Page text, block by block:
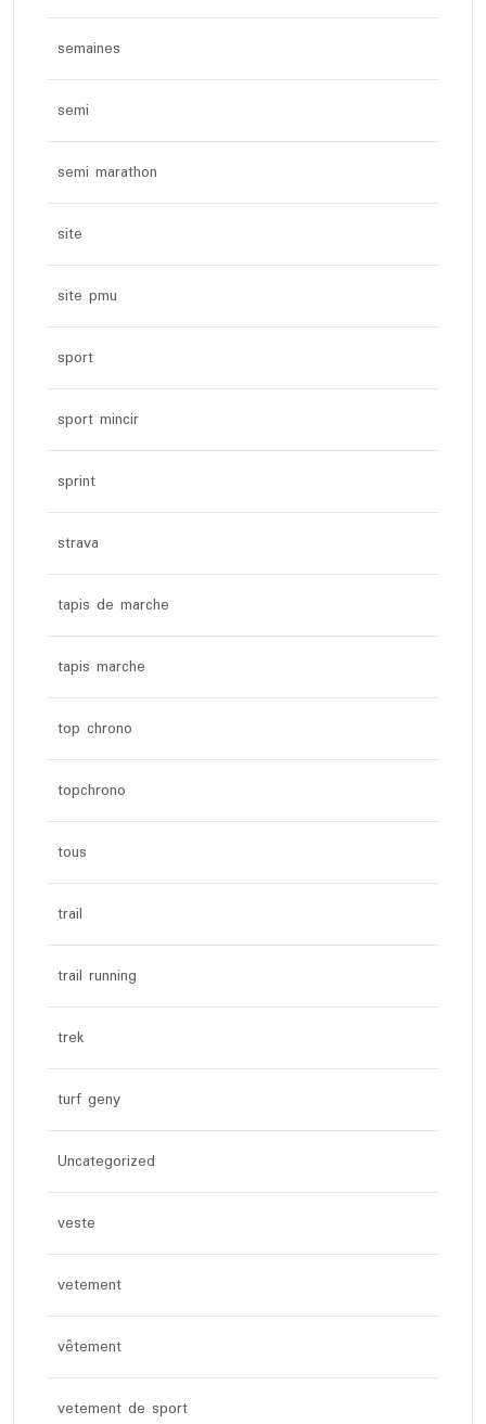
semaines
semi
semi marathon
site
site pmu
sport
sport mincir
sprint
strava
tapis de marche
tapis marche
top chrono
topchrono
tous
trail
trail running
trek
turf geny
Uncategorized
veste
vetement
vêtement
vetement de sport